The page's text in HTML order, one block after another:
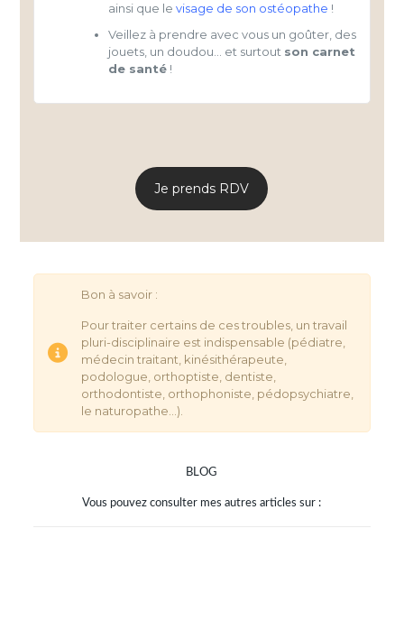
ainsi que le visage de son ostéopathe !
Veillez à prendre avec vous un goûter, des
jouets, un doudou… et surtout son carnet
de santé!
Je prends RDV
Bon à savoir :
Pour traiter certains de ces troubles, un travail
pluri-disciplinaire est indispensable (pédiatre,
médecin traitant, kinésithérapeute,
podologue, orthoptiste, dentiste,
orthodontiste, orthophoniste, pédopsychiatre,
le naturopathe…).
BLOG
Vous pouvez consulter mes autres articles sur :